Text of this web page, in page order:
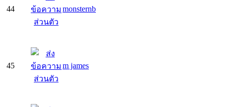
44 monsternb
45 m james